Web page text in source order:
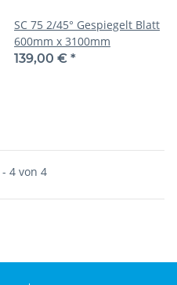
SC 75 2/45° Gespiegelt Blatt
600mm x 3100mm
139,00 € *
4 von 4